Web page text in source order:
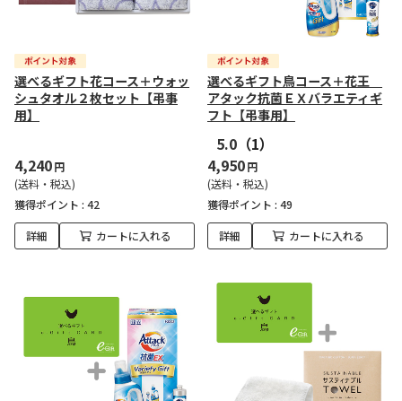
選べるギフト花コース＋ウォッ
シュタオル２枚セット【弔事
用】
4,240円
(送料・税込)
獲得ポイント : 42
詳細 カートに入れる
選べるギフト鳥コース＋花王
アタック抗菌ＥＸバラエティギ
フト【弔事用】
5.0 （1）
4,950円
(送料・税込)
獲得ポイント : 49
詳細 カートに入れる